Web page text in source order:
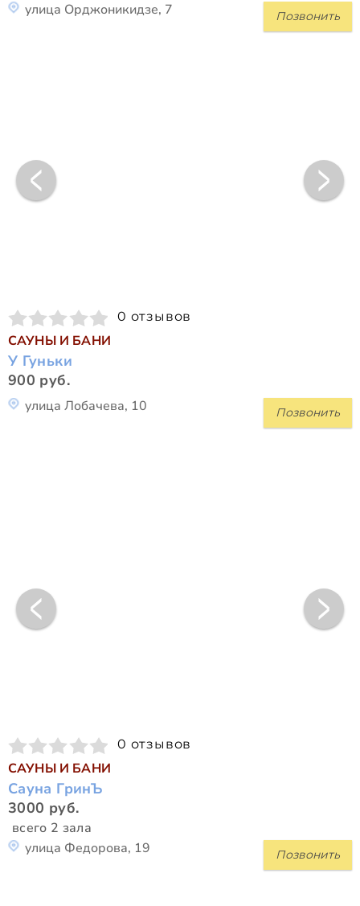
Позвонить
улица Орджоникидзе, 7
0 отзывов
САУНЫ И БАНИ
У Гуньки
900 руб.
Позвонить
улица Лобачева, 10
0 отзывов
САУНЫ И БАНИ
Сауна ГринЪ
3000 руб.
всего 2 зала
Позвонить
улица Федорова, 19